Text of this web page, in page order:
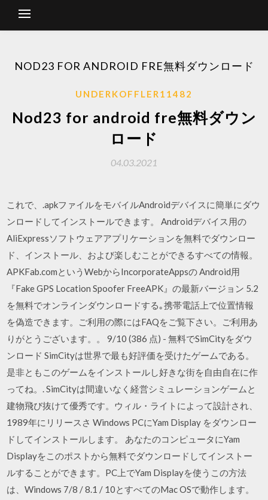
NOD23 FOR ANDROID FRE無料ダウンロード
UNDERKOFFLER11482
Nod23 for android fre無料ダウン
ロード
04.03.2021
これで、.apkファイルをモバイルAndroidデバイスに簡単にダウ
ンロードしてインストールできます。 Androidデバイス用の
AliExpressソフトウェアアプリケーションを無料でダウンロー
ド、インストール、および楽しむことができるすべての情報。
APKFab.comというWebからIncorporateAppsの Android用
『Fake GPS Location Spoofer FreeAPK』の最新バージョン 5.2
を無料でオンラインダウンロードする｡携帯電話上で位置情報
を偽造できます。ご利用の際にはFAQをご覧下さい。ご利用あ
りがとうございます。。 9/10 (386 点) - 無料でSimCityをダウ
ンロード SimCityは世界で最も好評価を受けたゲームである。
是非ともこのゲームをインストールし好きな街を自由自在に作
ってね。. SimCityは間違いなく経営シミュレーションゲームと
建物飛び抜けて優秀です。ウィル・ライトによって設計され、
1989年にリリースさ Windows PCにYam Display をダウンロー
ドしてインストールします。 あなたのコンピュータにYam
Displayをこのポストから無料でダウンロードしてインストー
ルすることができます。PC上でYam Displayを使うこの方法
は、Windows 7/8 / 8.1 / 10とすべてのMac OSで動作します。